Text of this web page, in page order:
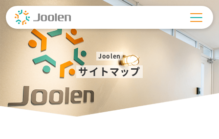
content
Joolen
サイトマップ